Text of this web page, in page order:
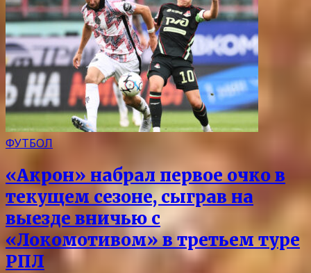
ФУТБОЛ
«Акрон» набрал первое очко в
текущем сезоне, сыграв на
выезде вничью с
«Локомотивом» в третьем туре
РПЛ